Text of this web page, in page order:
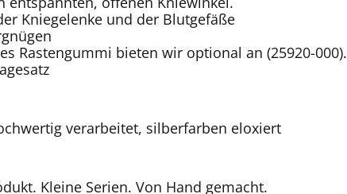
Kniegelenke und der Blutgefäße
Rastengummi bieten wir optional an (25920-000).
verarbeitet, silberfarben eloxiert
Kleine Serien. Von Hand gemacht.